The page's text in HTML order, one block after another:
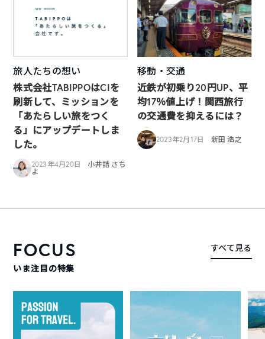
旅人たちの想い
株式会社TABIPPOはCIを
刷新して、ミッションを
「あたらしい旅をつく
る」にアップデートしま
した。
2023年4月20日
小井詰 さち
よ
移動・交通
近鉄が初乗り20円UP、平
均17％値上げ！関西旅行
の交通費を抑えるには？
2023年2月17日 新田 浩之
FOCUS
いま注目の特集
すべて見る